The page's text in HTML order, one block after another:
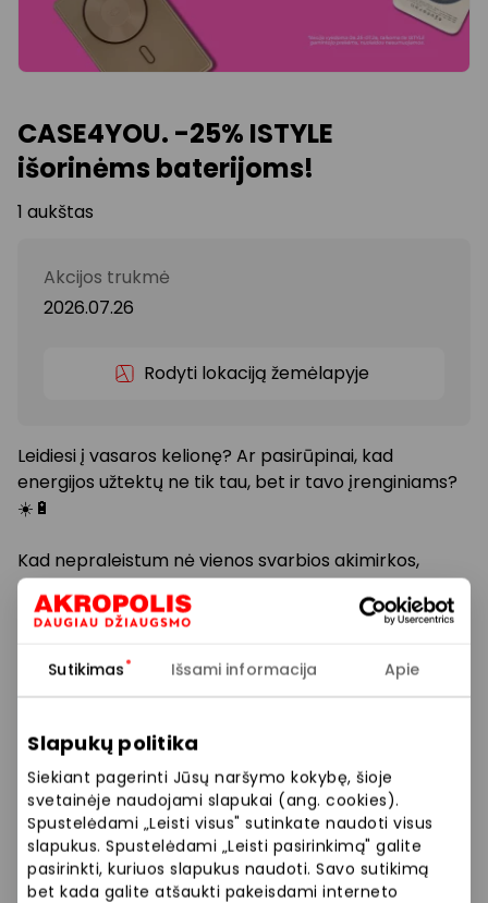
Sutikimas Išsami informacija Apie
Slapukų politika
Siekiant pagerinti Jūsų naršymo kokybę, šioje
svetainėje naudojami slapukai (ang. cookies).
Spustelėdami „Leisti visus" sutinkate naudoti visus
slapukus. Spustelėdami „Leisti pasirinkimą" galite
pasirinkti, kuriuos slapukus naudoti. Savo sutikimą
bet kada galite atšaukti pakeisdami interneto
CASE4YOU. -25% ISTYLE
išorinėms baterijoms!
1 aukštas
Akcijos trukmė
2026.07.26
Rodyti lokaciją žemėlapyje
Leidiesi į vasaros kelionę? Ar pasirūpinai, kad
energijos užtektų ne tik tau, bet ir tavo įrenginiams?
☀️ 🔋
Kad nepraleistum nė vienos svarbios akimirkos,
pasirūpink patikimu energijos šaltiniu –CASE4YOU
parduotuvėjeISTYLE išorinėms baterijoms
Fotografuok, naudok navigaciją, klausykis muzikos ir
išsikrovusios baterijos!
*Akcija vykdoma 06.25–07.26, taikoma tik ISTYLE
gamintojo prekėms. Nuolaidos nesumuojamos.
Prekybos ir pramogų centre „AKROPOLIS“